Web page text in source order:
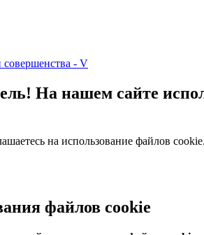
- V
На нашем сайте
на использование файлов cookie.
файлов cookie